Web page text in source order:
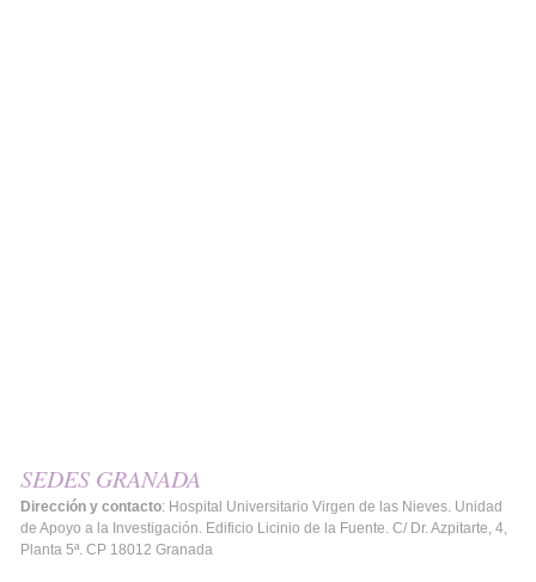
SEDES GRANADA
Dirección y contacto: Hospital Universitario Virgen de las Nieves. Unidad
de Apoyo a la Investigación. Edificio Licinio de la Fuente. C/ Dr. Azpitarte, 4,
Planta 5ª. CP 18012 Granada